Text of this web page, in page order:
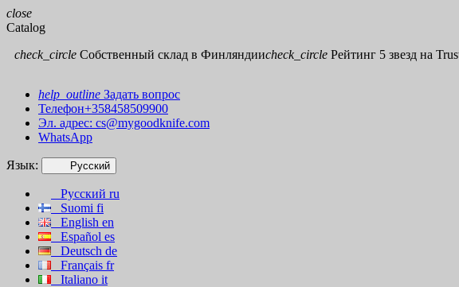
close
Catalog
check_circle Собственный склад в Финляндииcheck_circle Рейтинг 5 звезд на
help_outline Задать вопрос
Телефон+358458509900
Эл. адрес: cs@mygoodknife.com
WhatsApp
Язык: Русский
Русский ru
Suomi fi
English en
Español es
Deutsch de
Français fr
Italiano it